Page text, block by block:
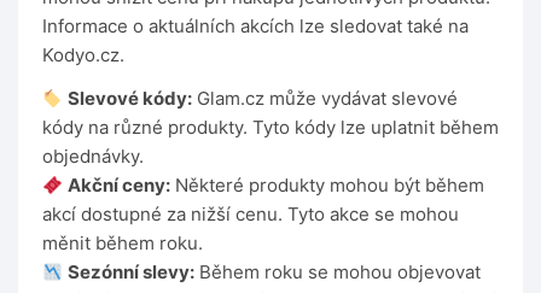
Informace o aktuálních akcích lze sledovat také na
Kodyo.cz.
Slevové kódy: Glam.cz může vydávat slevové
kódy na různé produkty. Tyto kódy lze uplatnit během
objednávky.
Akční ceny: Některé produkty mohou být během
akcí dostupné za nižší cenu. Tyto akce se mohou
měnit během roku.
Sezónní slevy: Během roku se mohou objevovat